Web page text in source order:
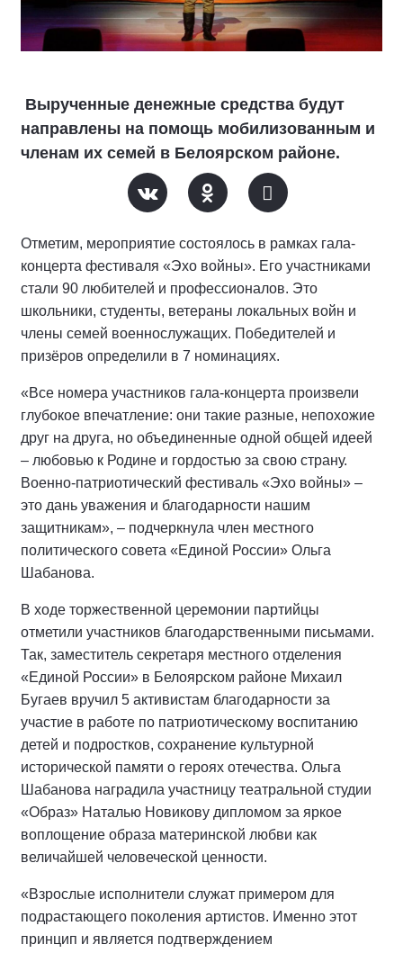
Вырученные денежные средства будут
направлены на помощь мобилизованным и
членам их семей в Белоярском районе.
Отметим, мероприятие состоялось в рамках гала-
концерта фестиваля «Эхо войны». Его участниками
стали 90 любителей и профессионалов. Это
школьники, студенты, ветераны локальных войн и
члены семей военнослужащих. Победителей и
призёров определили в 7 номинациях.
«Все номера участников гала-концерта произвели
глубокое впечатление: они такие разные, непохожие
друг на друга, но объединенные одной общей идеей
– любовью к Родине и гордостью за свою страну.
Военно-патриотический фестиваль «Эхо войны» –
это дань уважения и благодарности нашим
защитникам», – подчеркнула член местного
политического совета «Единой России» Ольга
Шабанова.
В ходе торжественной церемонии партийцы
отметили участников благодарственными письмами.
Так, заместитель секретаря местного отделения
«Единой России» в Белоярском районе Михаил
Бугаев вручил 5 активистам благодарности за
участие в работе по патриотическому воспитанию
детей и подростков, сохранение культурной
исторической памяти о героях отечества. Ольга
Шабанова наградила участницу театральной студии
«Образ» Наталью Новикову дипломом за яркое
воплощение образа материнской любви как
величайшей человеческой ценности.
«Взрослые исполнители служат примером для
подрастающего поколения артистов. Именно этот
принцип и является подтверждением